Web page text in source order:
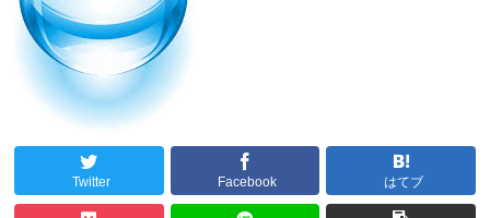
Twitter Facebook はてブ